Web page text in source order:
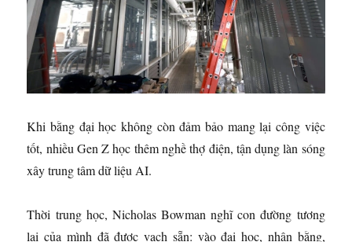
Khi bằng đại học không còn đảm bảo mang lại công việc
tốt, nhiều Gen Z học thêm nghề thợ điện, tận dụng làn sóng
xây trung tâm dữ liệu AI.
Thời trung học, Nicholas Bowman nghĩ con đường tương
lai của mình đã được vạch sẵn: vào đại học, nhận bằng,